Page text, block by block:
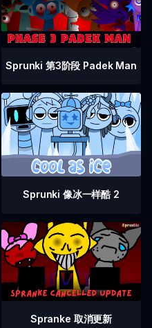
Sprunki 第3阶段 Padek Man
Sprunki 像冰一样酷 2
Spranke 取消更新